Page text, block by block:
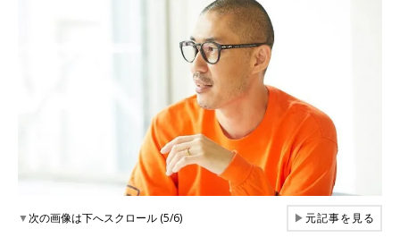
▼次の画像は下へスクロール (5/6) ▶元記事を見る